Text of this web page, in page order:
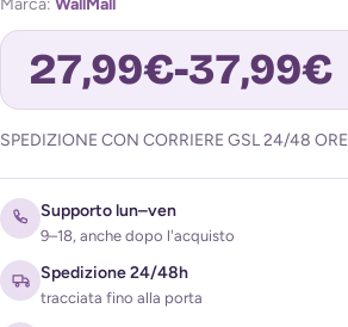
27,99€-37,99€
SPEDIZIONE CON CORRIERE GSL 24/48 ORE
Supporto lun–ven
9–18, anche dopo l'acquisto
Spedizione 24/48h
tracciata fino alla porta